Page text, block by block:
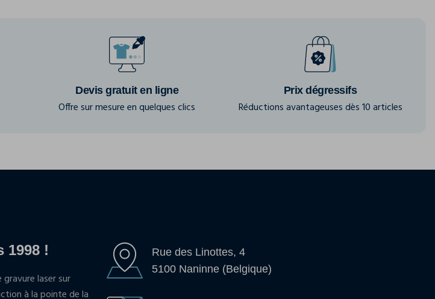
Devis gratuit en ligne
Offre sur mesure en quelques clics
Prix dégressifs
Réductions avantageuses dès 10 articles
1998 !
laser sur
à la pointe de la
Rue des Linottes, 4
5100 Naninne (Belgique)